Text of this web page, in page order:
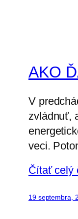
AKO
V
zvládnuť,
veci.
Čítať celý
19 septembra,